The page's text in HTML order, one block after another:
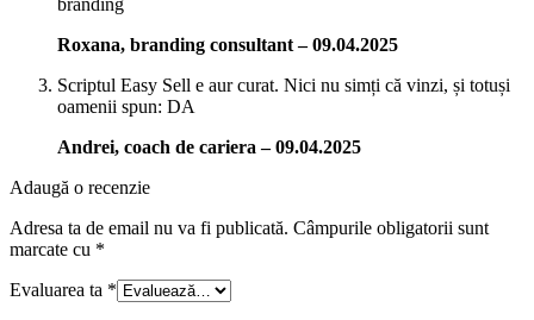
branding
Roxana, branding consultant– 09.04.2025
Scriptul Easy Sell e aur curat. Nici nu simți că vinzi, și totuși
oamenii spun: DA
Andrei, coach de cariera– 09.04.2025
Adaugă o recenzie
Adresa ta de email nu va fi publicată. Câmpurile obligatorii sunt
marcate cu *
Evaluarea ta *